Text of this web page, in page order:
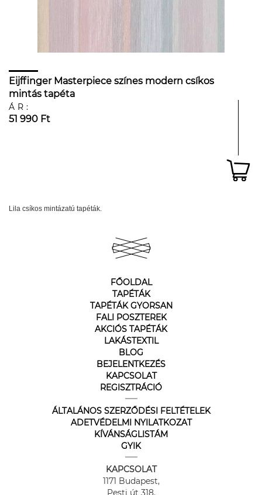
Eijffinger Masterpiece színes modern csíkos
mintás tapéta
ÁR:
51 990 Ft
Lila csíkos mintázatú tapéták.
FŐOLDAL
TAPÉTÁK
TAPÉTÁK GYORSAN
FALI POSZTEREK
AKCIÓS TAPÉTÁK
LAKÁSTEXTIL
BLOG
BEJELENTKEZÉS
KAPCSOLAT
REGISZTRÁCIÓ
ÁLTALÁNOS SZERZŐDÉSI FELTÉTELEK
ADETVÉDELMI NYILATKOZAT
KÍVÁNSÁGLISTÁM
GYIK
KAPCSOLAT
1171 Budapest,
Pesti út 318.